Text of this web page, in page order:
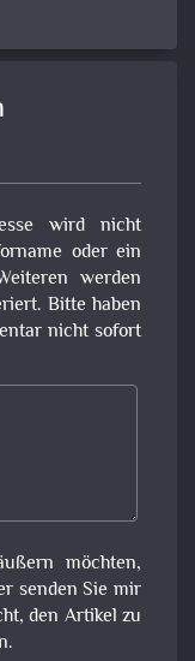
wird nicht
oder ein
werden
Bitte haben
nicht sofort
möchten,
senden Sie mir
den Artikel zu